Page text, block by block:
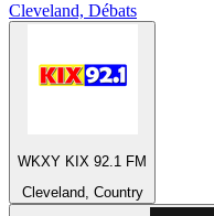
Cleveland, Débats
WKXY KIX 92.1 FM
Cleveland, Country